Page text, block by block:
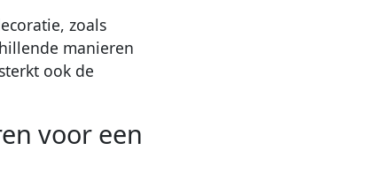
zoals
manieren
ook de
voor een